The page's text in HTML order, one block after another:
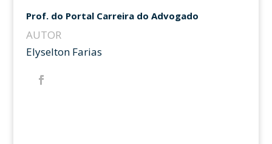
Prof. do Portal Carreira do Advogado
AUTOR
Elyselton Farias